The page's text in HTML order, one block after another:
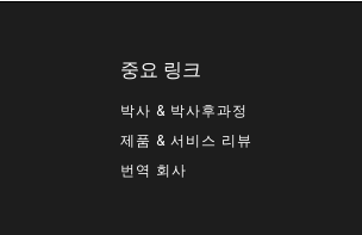
중요 링크
박사 & 박사후과정
제품 & 서비스 리뷰
번역 회사